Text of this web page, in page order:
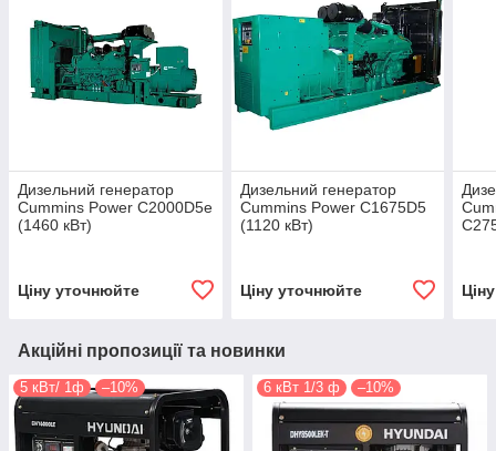
Дизельний генератор
Cummins Power C2000D5е
(1460 кВт)
Ціну уточнюйте
Дизельний генератор
Cummins Power C1675D5
(1120 кВт)
Ціну уточнюйте
Акційні пропозиції та новинки
5 кВт/ 1ф –10% 6 кВт 1/3 ф –10%